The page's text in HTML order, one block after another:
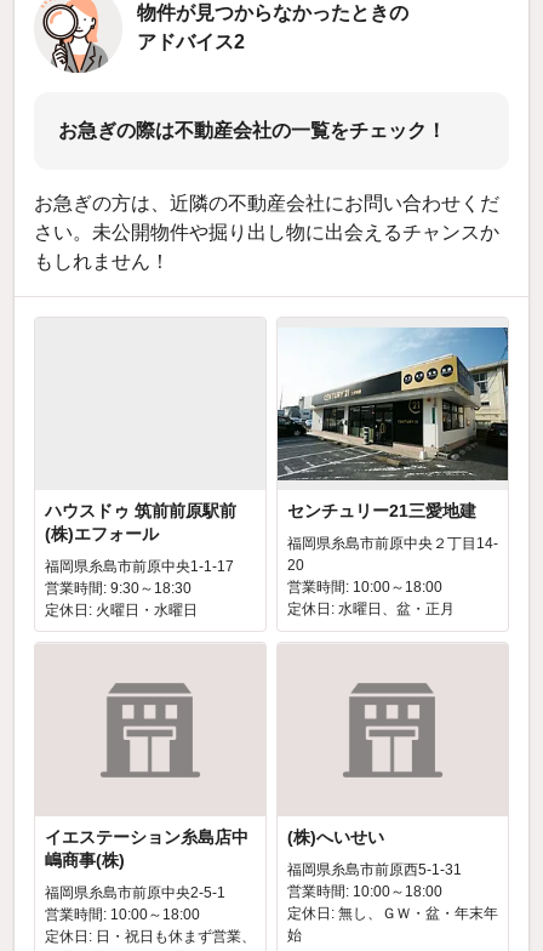
物件が見つからなかったときの
アドバイス2
お急ぎの際は不動産会社の一覧をチェック！
お急ぎの方は、近隣の不動産会社にお問い合わせくだ
さい。未公開物件や掘り出し物に出会えるチャンスか
もしれません！
ハウスドゥ 筑前前原駅前
(株)エフォール
福岡県糸島市前原中央1-1-17
営業時間: 9:30～18:30
定休日: 火曜日・水曜日
センチュリー21三愛地建
福岡県糸島市前原中央２丁目14-
20
営業時間: 10:00～18:00
定休日: 水曜日、盆・正月
イエステーション糸島店中
嶋商事(株)
福岡県糸島市前原中央2-5-1
営業時間: 10:00～18:00
定休日: 日・祝日も休まず営業、
(株)へいせい
福岡県糸島市前原西5-1-31
営業時間: 10:00～18:00
定休日: 無し、ＧＷ・盆・年末年
始